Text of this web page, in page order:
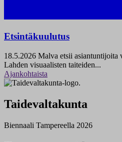
Etsintäkuulutus
18.5.2026 Malva etsii asiantuntijoita
Lahden visuaalisten taiteiden...
Ajankohtaista
Taidevaltakunta
Biennaali Tampereella 2026